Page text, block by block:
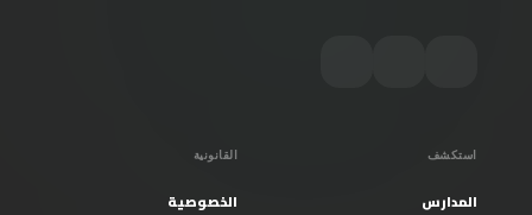
استكشف
المدارس
القانونية
الخصوصية